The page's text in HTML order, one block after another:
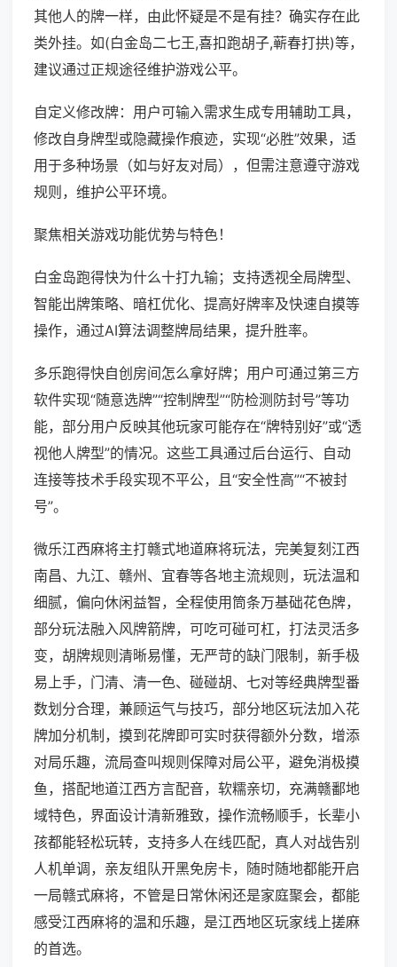
其他人的牌一样，由此怀疑是不是有挂？确实存在此
类外挂。如(白金岛二七王,喜扣跑胡子,蕲春打拱)等，
建议通过正规途径维护游戏公平。
自定义修改牌：用户可输入需求生成专用辅助工具，
修改自身牌型或隐藏操作痕迹，实现“必胜”效果，适
用于多种场景（如与好友对局），但需注意遵守游戏
规则，维护公平环境。
聚焦相关游戏功能优势与特色！
白金岛跑得快为什么十打九输；支持透视全局牌型、
智能出牌策略、暗杠优化、提高好牌率及快速自摸等
操作，通过AI算法调整牌局结果，提升胜率。
多乐跑得快自创房间怎么拿好牌；用户可通过第三方
软件实现“随意选牌”“控制牌型”“防检测防封号”等功
能，部分用户反映其他玩家可能存在“牌特别好”或“透
视他人牌型”的情况。这些工具通过后台运行、自动
连接等技术手段实现不平公，且“安全性高”“不被封
号”。
微乐江西麻将主打赣式地道麻将玩法，完美复刻江西
南昌、九江、赣州、宜春等各地主流规则，玩法温和
细腻，偏向休闲益智，全程使用筒条万基础花色牌，
部分玩法融入风牌箭牌，可吃可碰可杠，打法灵活多
变，胡牌规则清晰易懂，无严苛的缺门限制，新手极
易上手，门清、清一色、碰碰胡、七对等经典牌型番
数划分合理，兼顾运气与技巧，部分地区玩法加入花
牌加分机制，摸到花牌即可实时获得额外分数，增添
对局乐趣，流局查叫规则保障对局公平，避免消极摸
鱼，搭配地道江西方言配音，软糯亲切，充满赣鄱地
域特色，界面设计清新雅致，操作流畅顺手，长辈小
孩都能轻松玩转，支持多人在线匹配，真人对战告别
人机单调，亲友组队开黑免房卡，随时随地都能开启
一局赣式麻将，不管是日常休闲还是家庭聚会，都能
感受江西麻将的温和乐趣，是江西地区玩家线上搓麻
的首选。